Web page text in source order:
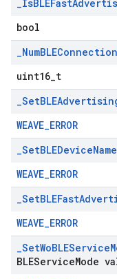
_IsBLEFast
bool
_Num
uint16_t
_Set
WEAVE_ERROR
_SetBLEDeviceName
WEAVE_ERROR
_SetBLEFast
WEAVE_ERROR
_SetWoBLEService
BLEServiceMode